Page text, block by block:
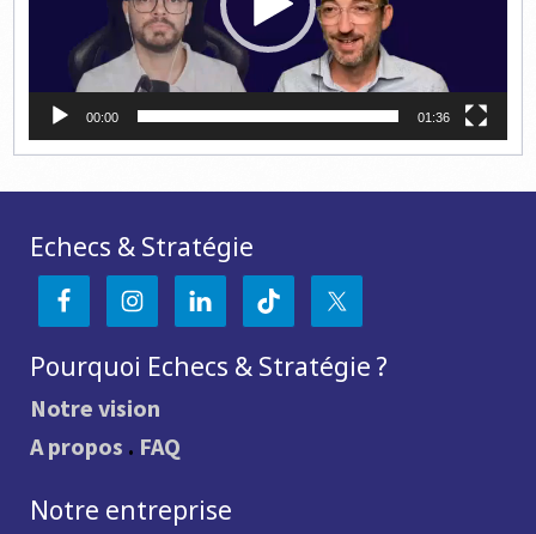
00:00 01:36
Echecs & Stratégie
Pourquoi Echecs & Stratégie ?
Notre vision
A propos . FAQ
Notre entreprise